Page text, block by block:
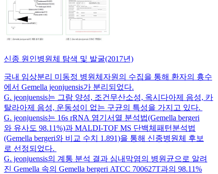
신종 원인병원체 탐색 및 발굴(2017년)
국내 임상분리 미동정 병원체자원의 수집을 통해 환자의 흉수
에서 Gemella jeonjuensis가 분리되었다.
G. jeonjuensis는 그람 양성, 조건무산소성, 옥시다아제 음성, 카
탈라아제 음성, 운동성이 없는 구균의 특성을 가지고 있다.
G. jeonjuensis는 16s rRNA 염기서열 분석법(Gemella bergeri
와 유사도 98.11%)과 MALDI-TOF MS 단백체패턴분석법
(Gemella bergeri와 비교 수치 1.891)을 통해 신종병원체 후보
로 선정되었다.
G. jeonjuensis의 계통 분석 결과 심내막염의 병원균으로 알려
진 Gemella 속의 Gemella bergeri ATCC 700627T과의 98.11%